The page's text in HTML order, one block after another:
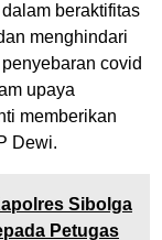
beraktifitas
menghindari
covid
upaya
memberikan
Dewi.
Sibolga
Petugas